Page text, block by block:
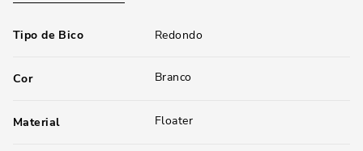
Tipo de Bico Redondo
Cor Branco
Material Floater